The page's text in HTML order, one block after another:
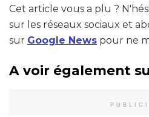
Cet article vous a plu ?
sur les réseaux sociaux et
sur Google News pour ne
A voir également